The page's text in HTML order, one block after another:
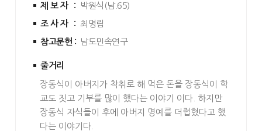
제보자 : 박원식(남.65)
조사자 : 최명림
참고문헌 : 남도민속연구
줄거리
장동식이 아버지가 착취로 해 먹은 돈을 장동식이 학
교도 짓고 기부를 많이 했다는 이야기 이다. 하지만
장동식 자식들이 후에 아버지 명예를 더럽혔다고 했
다는 이야기다.